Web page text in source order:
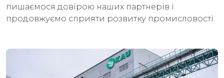
пишаємося довірою наших партнерів і
продовжуємо сприяти розвитку промисловості.